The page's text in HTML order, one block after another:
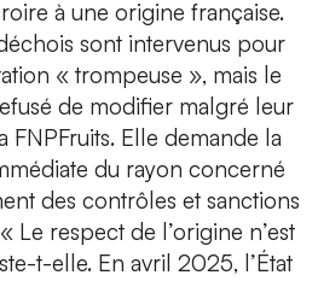
à une origine française.
sont intervenus pour
« trompeuse », mais le
de modifier malgré leur
FNPFruits. Elle demande la
du rayon concerné
des contrôles et sanctions
Le respect de l’origine n’est
t-elle. En avril 2025, l’État